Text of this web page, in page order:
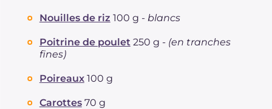
dont acides gras saturés
Cholestérol mg
Nouilles de riz 100 g - blancs
Poitrine de poulet 250 g - (en tranches
fines)
Poireaux 100 g
Carottes 70 g